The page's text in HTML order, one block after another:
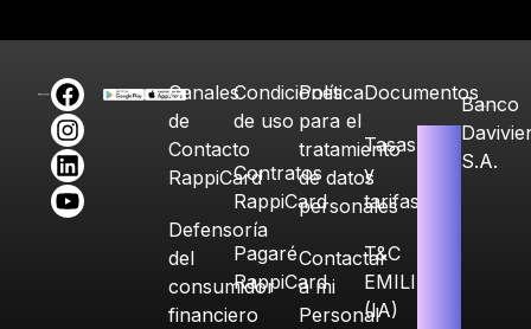
Canales
de
Contacto
RappiCard
Defensoría
del
consumidor
financiero
Condiciones
de uso
Contratos
RappiCard
Pagaré
RappiCard
Política
para el
tratamiento
de datos
personales
Contactar
a mi
Personal
Documentos
Tasas
y
tarifas
T&C
EMILIA
(IA)
Banco
S.A.